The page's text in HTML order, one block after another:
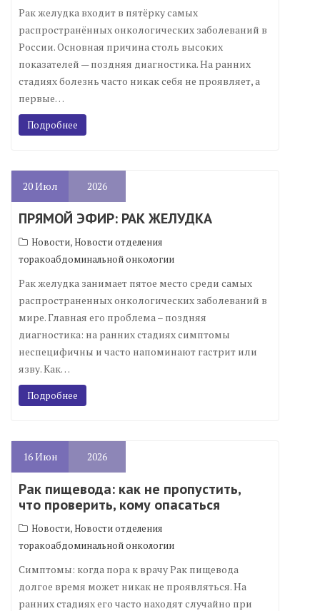
Рак желудка входит в пятёрку самых
распространённых онкологических заболеваний в
России. Основная причина столь высоких
показателей — поздняя диагностика. На ранних
стадиях болезнь часто никак себя не проявляет, а
первые…
Подробнее
20Июл 2026
ПРЯМОЙ ЭФИР: РАК ЖЕЛУДКА
Новости,Новости отделения
торакоабдоминальной онкологии
Рак желудка занимает пятое место среди самых
распространенных онкологических заболеваний в
мире. Главная его проблема – поздняя
диагностика: на ранних стадиях симптомы
неспецифичны и часто напоминают гастрит или
язву. Как…
Подробнее
16Июн 2026
Рак пищевода: как не пропустить,
что проверить, кому опасаться
Новости,Новости отделения
торакоабдоминальной онкологии
Симптомы: когда пора к врачу Рак пищевода
долгое время может никак не проявляться. На
ранних стадиях его часто находят случайно при